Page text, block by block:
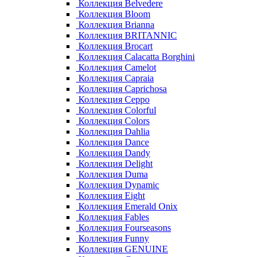
Коллекция Belvedere
Коллекция Bloom
Коллекция Brianna
Коллекция BRITANNIC
Коллекция Brocart
Коллекция Calacatta Borghini
Коллекция Camelot
Коллекция Capraia
Коллекция Caprichosa
Коллекция Ceppo
Коллекция Colorful
Коллекция Colors
Коллекция Dahlia
Коллекция Dance
Коллекция Dandy
Коллекция Delight
Коллекция Duma
Коллекция Dynamic
Коллекция Eight
Коллекция Emerald Onix
Коллекция Fables
Коллекция Fourseasons
Коллекция Funny
Коллекция GENUINE